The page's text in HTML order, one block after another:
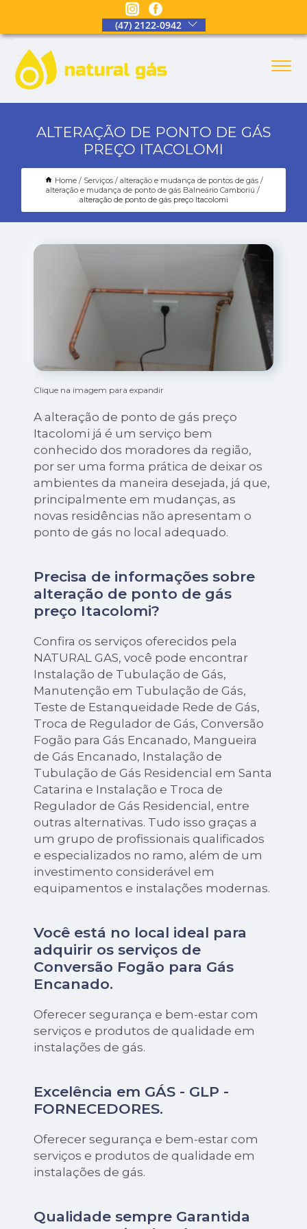
(47) 2122-0942
ALTERAÇÃO DE PONTO DE GÁS
PREÇO ITACOLOMI
Home Serviços
alteração e mudança de pontos de gás
alteração e mudança de ponto de gás Balneário Camboriú
alteração de ponto de gás preço Itacolomi
Clique na imagem para expandir
A alteração de ponto de gás preço
Itacolomi já é um serviço bem
conhecido dos moradores da região,
por ser uma forma prática de deixar os
ambientes da maneira desejada, já que,
principalmente em mudanças, as
novas residências não apresentam o
ponto de gás no local adequado.
Precisa de informações sobre
alteração de ponto de gás
preço Itacolomi?
Confira os serviços oferecidos pela
NATURAL GAS, você pode encontrar
Instalação de Tubulação de Gás,
Manutenção em Tubulação de Gás,
Teste de Estanqueidade Rede de Gás,
Troca de Regulador de Gás, Conversão
Fogão para Gás Encanado, Mangueira
de Gás Encanado, Instalação de
Tubulação de Gás Residencial em Santa
Catarina e Instalação e Troca de
Regulador de Gás Residencial, entre
outras alternativas. Tudo isso graças a
um grupo de profissionais qualificados
e especializados no ramo, além de um
investimento considerável em
equipamentos e instalações modernas.
Você está no local ideal para
adquirir os serviços de
Conversão Fogão para Gás
Encanado.
Oferecer segurança e bem-estar com
serviços e produtos de qualidade em
instalações de gás.
Excelência em GÁS - GLP -
FORNECEDORES.
Oferecer segurança e bem-estar com
serviços e produtos de qualidade em
instalações de gás.
Qualidade sempre Garantida